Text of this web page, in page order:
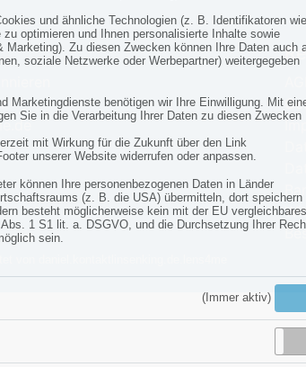
und ähnliche Technologien (z. B. Identifikatoren wie
optimieren und Ihnen personalisierte Inhalte sowie
Marketing). Zu diesen Zwecken können Ihre Daten auch
soziale Netzwerke oder Werbepartner) weitergegeben
Marketingdienste benötigen wir Ihre Einwilligung. Mit
Sie in die Verarbeitung Ihrer Daten zu diesen Zwecken
mit Wirkung für die Zukunft über den Link
unserer Website widerrufen oder anpassen.
können Ihre personenbezogenen Daten in Länder
(z. B. die USA) übermitteln, dort speichern
besteht möglicherweise kein mit der EU vergleichbares
1 S1 lit. a. DSGVO, und die Durchsetzung Ihrer
sein.
in unserer
(Immer aktiv)